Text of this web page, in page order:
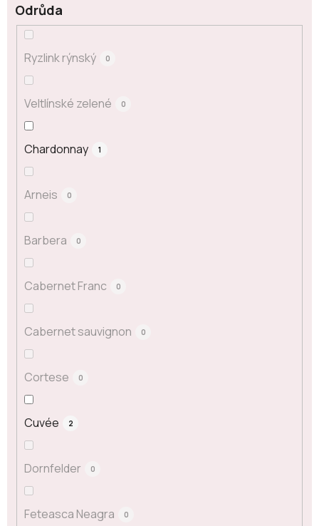
Odrůda
Ryzlink rýnský 0
Veltlínské zelené 0
Chardonnay 1
Arneis 0
Barbera 0
Cabernet Franc 0
Cabernet sauvignon 0
Cortese 0
Cuvée 2
Dornfelder 0
Feteasca Neagra 0